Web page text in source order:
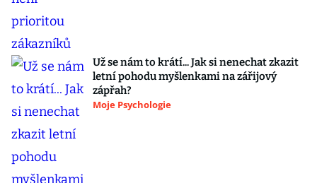
Už se nám to krátí... Jak si nenechat zkazit
letní pohodu myšlenkami na zářijový
zápřah?
Moje Psychologie